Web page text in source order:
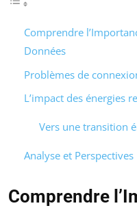
Comprendre
Données
Problèmes de
L’impact des énergies
Vers une transition
Analyse et Perspectives
Comprendre